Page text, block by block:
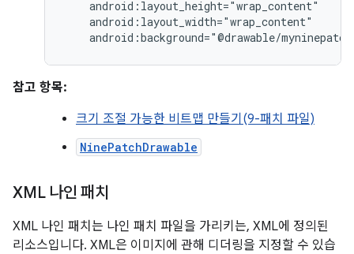
android:background="@drawable/
참고 항목:
크기 조절 가능한 비트맵 만들기(9-패치 파일)
NinePatchDrawable
XML 나인 패치
XML 나인 패치는 나인 패치 파일을 가리키는, XML에 정의된
리소스입니다. XML은 이미지에 관해 디더링을 지정할 수 있습